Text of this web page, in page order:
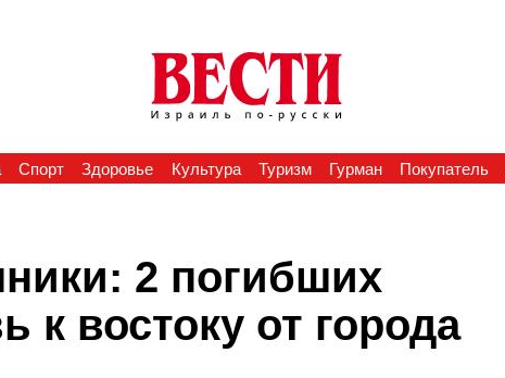
Спорт Здоровье Культура Туризм Гурман Покупатель
2 погибших
к востоку от города